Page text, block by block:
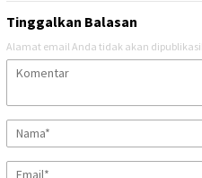
Tinggalkan Balasan
Alamat email Anda tidak akan